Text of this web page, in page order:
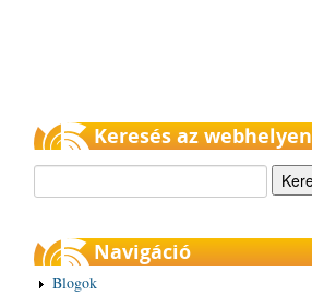
Keresés az webhelyen
Navigáció
Blogok